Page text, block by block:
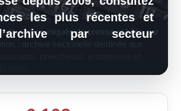
les plus récentes et
par secteur
de communiqués de presse publiée par
: archive sectorielle destinée aux
chercheurs, entreprises et
veille.